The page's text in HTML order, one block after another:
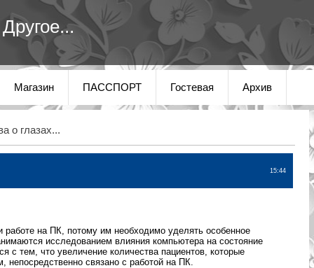
Магазин ПАССПОРТ Гостевая Архив
о глазах...
15:44
работе на ПК, потому им необходимо уделять особенное
исследованием влияния компьютера на состояние
с тем, что увеличение количества пациентов, которые
связано с работой на ПК.